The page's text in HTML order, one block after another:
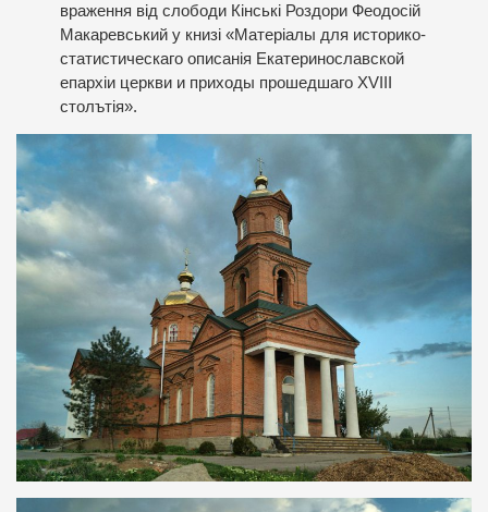
враження від слободи Кінські Роздори Феодосій
Макаревський у книзі «Матеріалы для историко-
статистическаго описанія Екатеринославской
епархіи церкви и приходы прошедшаго ХVІІІ
столътія».